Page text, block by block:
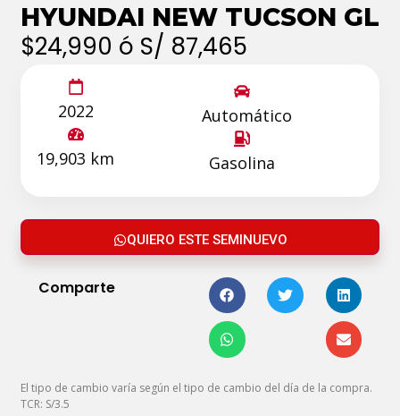
HYUNDAI NEW TUCSON GL
$24,990 ó S/ 87,465
2022
19,903 km
Automático
Gasolina
QUIERO ESTE SEMINUEVO
Comparte
El tipo de cambio varía según el tipo de cambio del día de la compra.
TCR: S/3.5